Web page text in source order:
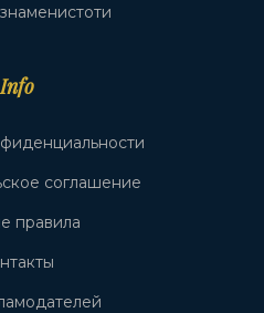
Info
соглашение
правила